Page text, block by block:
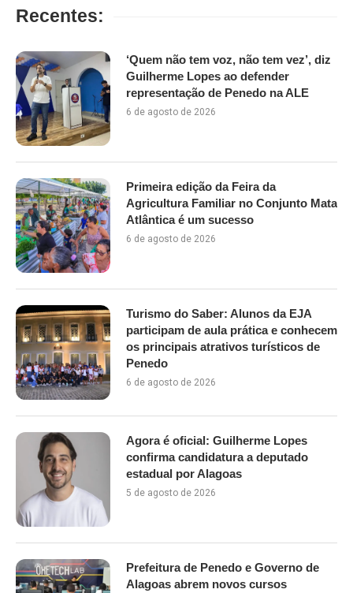
Recentes:
‘Quem não tem voz, não tem vez’, diz
Guilherme Lopes ao defender
representação de Penedo na ALE
6 de agosto de 2026
Primeira edição da Feira da
Agricultura Familiar no Conjunto Mata
Atlântica é um sucesso
6 de agosto de 2026
Turismo do Saber: Alunos da EJA
participam de aula prática e conhecem
os principais atrativos turísticos de
Penedo
6 de agosto de 2026
Agora é oficial: Guilherme Lopes
confirma candidatura a deputado
estadual por Alagoas
5 de agosto de 2026
Prefeitura de Penedo e Governo de
Alagoas abrem novos cursos